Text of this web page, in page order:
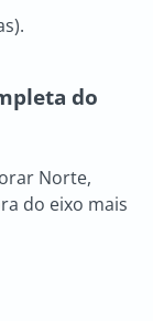
do
Norte,
do eixo mais